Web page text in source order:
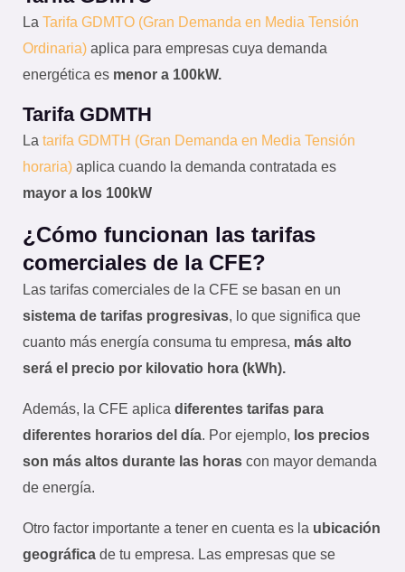
La Tarifa GDMTO (Gran Demanda en Media Tensión
Ordinaria) aplica para empresas cuya demanda
energética es menor a 100kW.
Tarifa GDMTH
La tarifa GDMTH (Gran Demanda en Media Tensión
horaria) aplica cuando la demanda contratada es
mayor a los 100kW
¿Cómo funcionan las tarifas
comerciales de la CFE?
Las tarifas comerciales de la CFE se basan en un
sistema de tarifas progresivas, lo que significa que
cuanto más energía consuma tu empresa, más alto
será el precio por kilovatio hora (kWh).
Además, la CFE aplica diferentes tarifas para
diferentes horarios del día. Por ejemplo, los precios
son más altos durante las horas con mayor demanda
de energía.
Otro factor importante a tener en cuenta es la ubicación
geográfica de tu empresa. Las empresas que se